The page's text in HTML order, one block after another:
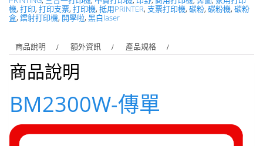
機, 打印, 打印支票, 打印機, 抵用PRINTER, 支票打印機, 碳粉, 碳粉機, 碳粉
盒, 鐳射打印機, 開學啦, 黑白laser
商品說明 額外資訊 產品規格
商品說明
BM2300W-傳單